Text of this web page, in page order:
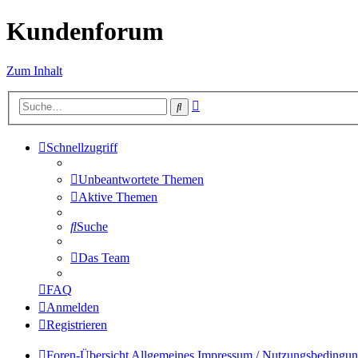
Kundenforum
Zum Inhalt
Suche
Schnellzugriff
Unbeantwortete Themen
Aktive Themen
Suche
Das Team
FAQ
Anmelden
Registrieren